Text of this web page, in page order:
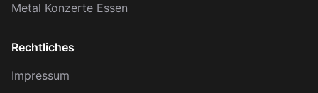
Metal Konzerte Essen
Rechtliches
Impressum